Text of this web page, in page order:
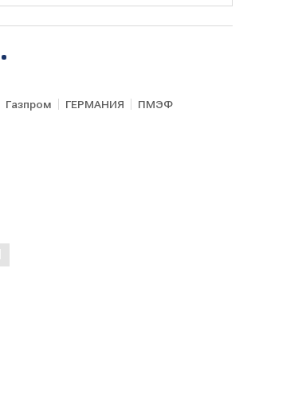
Газпром ГЕРМАНИЯ ПМЭФ